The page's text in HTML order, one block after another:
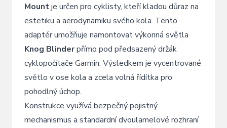
Mountje určen pro cyklisty, kteří kladou důraz na
estetiku a aerodynamiku svého kola. Tento
adaptér umožňuje namontovat výkonná světla
Knog Blinderpřímo pod předsazený držák
cyklopočítače Garmin. Výsledkem je vycentrované
světlo v ose kola a zcela volná řídítka pro
pohodlný úchop.
Konstrukce využívá bezpečný pojistný
mechanismus a standardní dvoulamelové rozhraní